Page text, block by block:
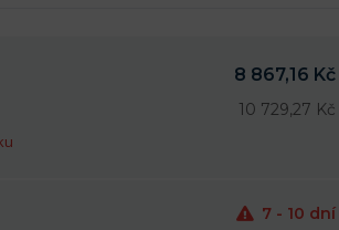
8 867,16 Kč
10 729,27 Kč
7 - 10 dní